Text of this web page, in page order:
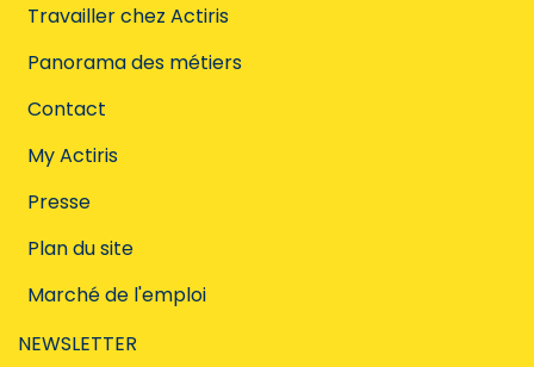
Travailler chez Actiris
Panorama des métiers
Contact
My Actiris
Presse
Plan du site
Marché de l'emploi
NEWSLETTER